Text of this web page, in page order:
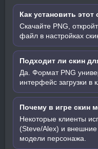
Как установить этот
Скачайте PNG,
файл в настройках
Подходит ли скин
Да. Формат PNG
интерфейс загрузки в
Почему в игре скин
Некоторые клиенты
(Steve/Alex) и внешние
модели персонажа.